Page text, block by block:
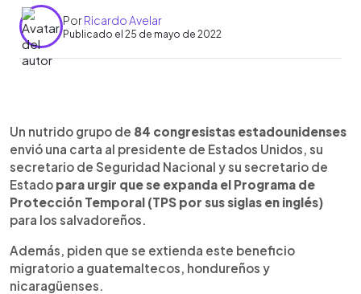
PorRicardo Avelar
Publicado el 25 de mayo de 2022
► Escuchar artículo
Un nutrido grupo de 84 congresistas estadounidenses
envió una carta al presidente de Estados Unidos, su
secretario de Seguridad Nacional y su secretario de
Estado para urgir que se expanda el Programa de
Protección Temporal (TPS por sus siglas en inglés)
para los salvadoreños.
Además, piden que se extienda este beneficio
migratorio a guatemaltecos, hondureños y
nicaragüenses.